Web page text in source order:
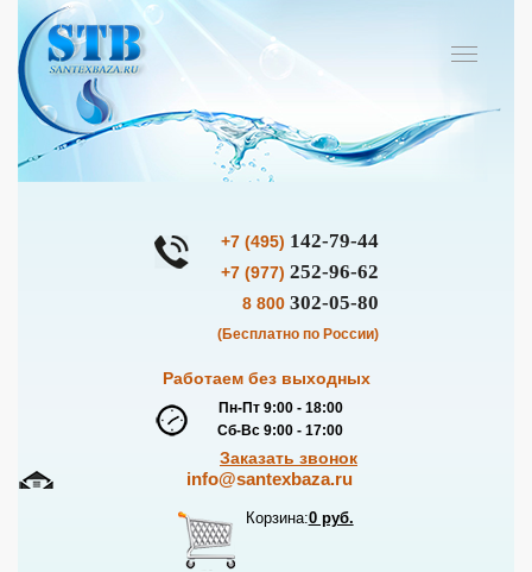
+7 (495) 142-79-44
+7 (977) 252-96-62
8 800 302-05-80
(Бесплатно по России)
Работаем без выходных
Пн-Пт 9:00 - 18:00
Сб-Вс 9:00 - 17:00
Заказать звонок
info@santexbaza.ru
Корзина:0 руб.